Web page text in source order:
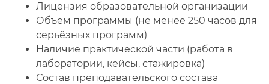
Лицензия образовательной организации
Объём программы (не менее 250 часов для
серьёзных программ)
Наличие практической части (работа в
лаборатории, кейсы, стажировка)
Состав преподавательского состава